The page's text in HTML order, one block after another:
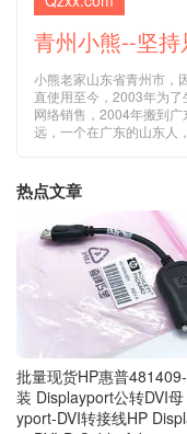
青州小熊--坚持
小熊老家山东省青州市，
直使用至今，2003年为
网络销售，2004年搬到
远，一个在广东的山东人
热点文章
批量现货HP惠普
装 Displayport公转DVI
yport-DVI转接线HP